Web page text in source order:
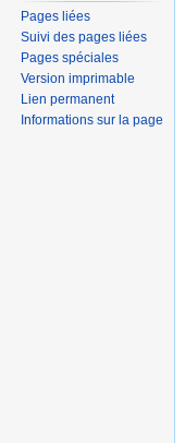
Pages liées
Suivi des pages liées
Pages spéciales
Version imprimable
Lien permanent
Informations sur la page